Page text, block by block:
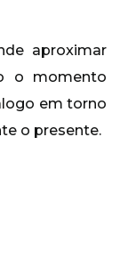
aproximar
o momento
em torno
o presente.